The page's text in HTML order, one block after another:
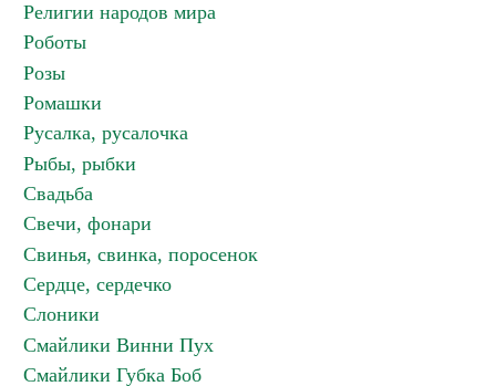
Религии народов мира
Роботы
Розы
Ромашки
Русалка, русалочка
Рыбы, рыбки
Свадьба
Свечи, фонари
Свинья, свинка, поросенок
Сердце, сердечко
Слоники
Смайлики Винни Пух
Смайлики Губка Боб